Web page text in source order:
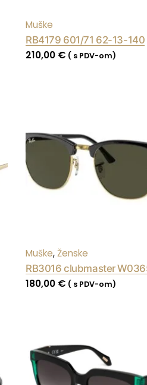
Muške
RB4179 601/71 62-13-140
210,00 € ( s PDV-om)
Muške,Ženske
RB3016 clubmaster
180,00 € ( s PDV-om)